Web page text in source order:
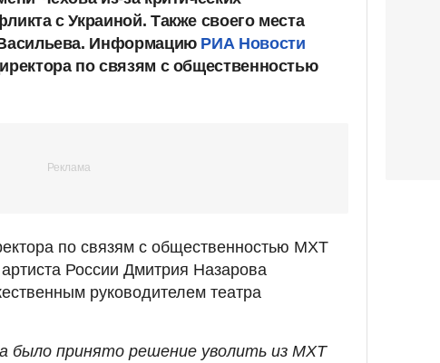
с Украиной. Также своего места
Информацию РИА Новости
по связям с общественностью
по связям с общественностью МХТ
России Дмитрия Назарова
руководителем театра
было принято решение уволить из МХТ